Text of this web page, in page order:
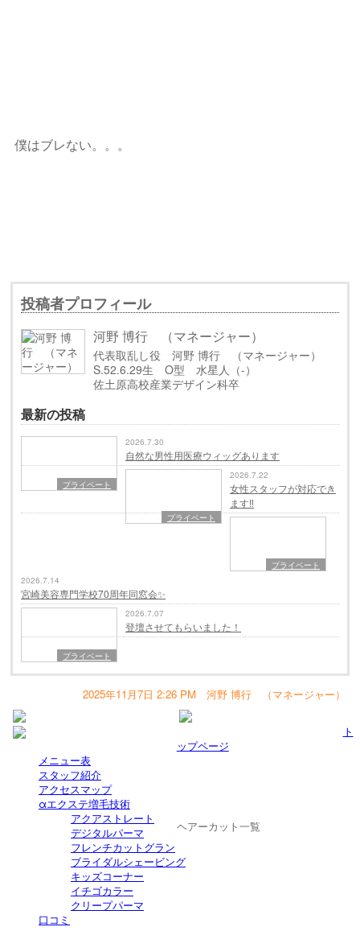
僕はブレない。。。
投稿者プロフィール
河野 博行 （マネージャー）
代表取乱し役 河野 博行 （マネージャー）
S.52.6.29生 O型 水星人（-）
佐土原高校産業デザイン科卒
最新の投稿
プライベート
2026.7.30
自然な男性用医療ウィッグあります
プライベート
2026.7.22
女性スタッフが対応でき
ます‼️
プライベート
2026.7.14
宮崎美容専門学校70周年同窓会✨
プライベート
2026.7.07
登壇させてもらいました！
2025年11月7日 2:26 PM 河野 博行 （マネージャー）
ト
ップページ
メニュー表
スタッフ紹介
アクセスマップ
αエクステ増毛技術
ヘアーカット一覧
アクアストレート
デジタルパーマ
フレンチカットグラン
ブライダルシェービング
キッズコーナー
イチゴカラー
クリープパーマ
口コミ